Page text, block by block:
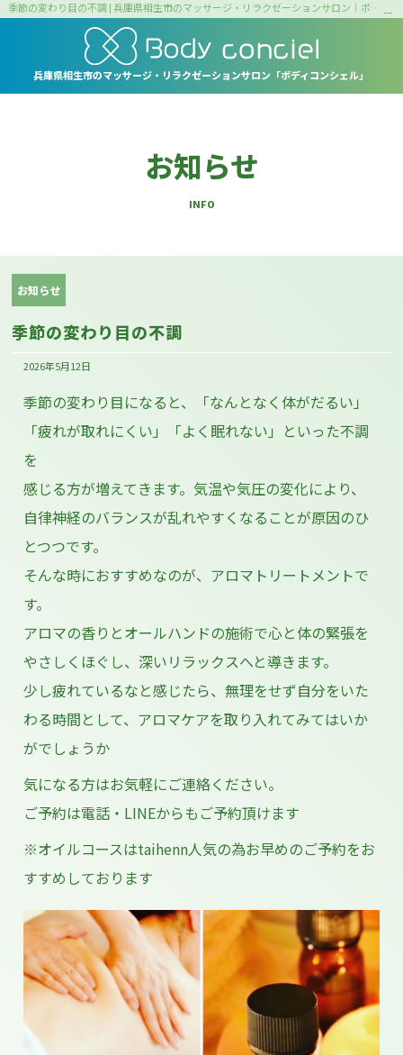
季節の変わり目の不調 | 兵庫県相生市のマッサージ・リラクゼーションサロン｜ボディコンシェル
兵庫県相生市のマッサージ・リラクゼーションサロン 「ボディコンシェル」
お知らせ
INFO
お知らせ
季節の変わり目の不調
2026年5月12日
季節の変わり目になると、「なんとなく体がだるい」
「疲れが取れにくい」「よく眠れない」といった不調
を
感じる方が増えてきます。気温や気圧の変化により、
自律神経のバランスが乱れやすくなることが原因のひ
とつつです。
そんな時におすすめなのが、アロマトリートメントで
す。
アロマの香りとオールハンドの施術で心と体の緊張を
やさしくほぐし、深いリラックスへと導きます。
少し疲れているなと感じたら、無理をせず自分をいた
わる時間として、アロマケアを取り入れてみてはいか
がでしょうか
気になる方はお気軽にご連絡ください。
ご予約は電話・LINEからもご予約頂けます
※オイルコースはtaihenn人気の為お早めのご予約をお
すすめしております